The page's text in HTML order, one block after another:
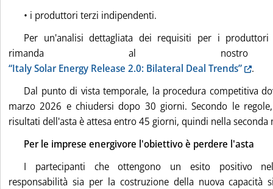
• i produttori terzi indipendenti.
Per un'analisi dettagliata dei requisiti per i
rimanda al nostro
“Italy Solar Energy Release 2.0: Bilateral Deal Trends”
.
Dal punto di vista temporale, la procedura competitiva
marzo 2026 e chiudersi dopo 30 giorni. Secondo le
risultati dell'asta è attesa entro 45 giorni, quindi nella seconda
Per le imprese energivore l'obiettivo è perdere l'asta
I partecipanti che ottengono un esito positivo
responsabilità sia per la costruzione della nuova